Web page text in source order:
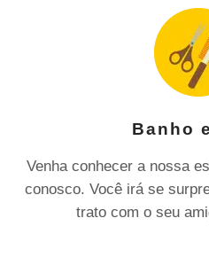
Banho
Venha conhecer a nossa
conosco. Você irá se
trato com o seu